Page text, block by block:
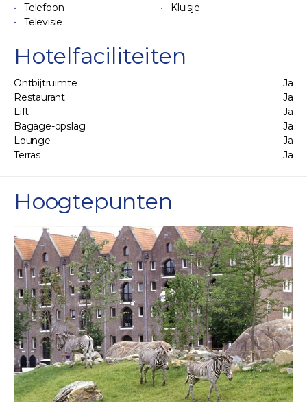
Telefoon
Kluisje
Televisie
Hotelfaciliteiten
Ontbijtruimte
Ja
Restaurant
Ja
Lift
Ja
Bagage-opslag
Ja
Lounge
Ja
Terras
Ja
Hoogtepunten